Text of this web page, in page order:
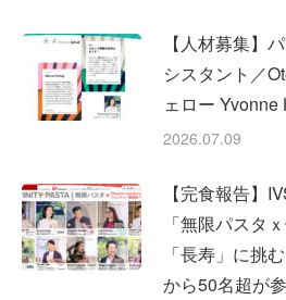
【人材募集】
シスタント／
ェロー Yvonne
2026.07.09
【完食報告】
「無限パスタ
「長寿」に挑
から50名超が